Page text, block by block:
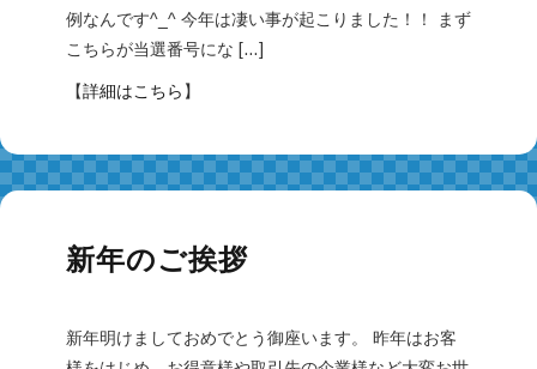
例なんです^_^ 今年は凄い事が起こりました！！ まず
こちらが当選番号にな […]
【詳細はこちら 】
新年のご挨拶
新年明けましておめでとう御座います。 昨年はお客